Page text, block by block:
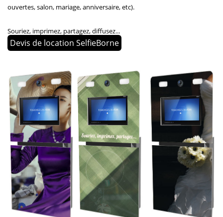
ouvertes, salon, mariage, anniversaire, etc).
Souriez, imprimez, partagez, diffusez...
Devis de location SelfieBorne